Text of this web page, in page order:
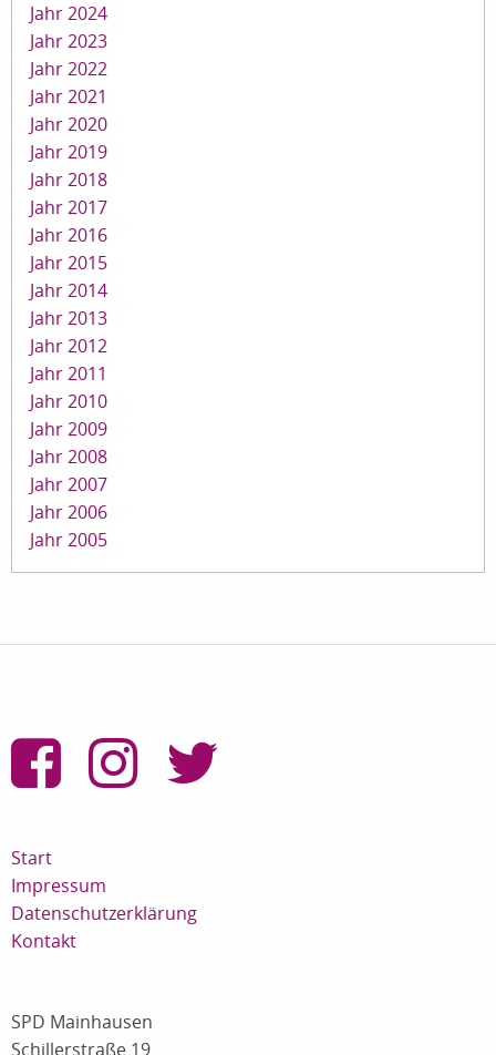
Jahr 2024
Jahr 2023
Jahr 2022
Jahr 2021
Jahr 2020
Jahr 2019
Jahr 2018
Jahr 2017
Jahr 2016
Jahr 2015
Jahr 2014
Jahr 2013
Jahr 2012
Jahr 2011
Jahr 2010
Jahr 2009
Jahr 2008
Jahr 2007
Jahr 2006
Jahr 2005
Start
Impressum
Datenschutzerklärung
Kontakt
SPD Mainhausen
Schillerstraße 19